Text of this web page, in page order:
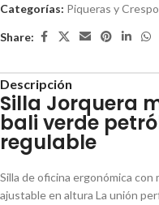
Categorías: Piqueras y Crespo
Share:
Descripción
Silla Jorquera
bali verde
regulable
Silla de oficina ergonómica con
ajustable en altura La unión